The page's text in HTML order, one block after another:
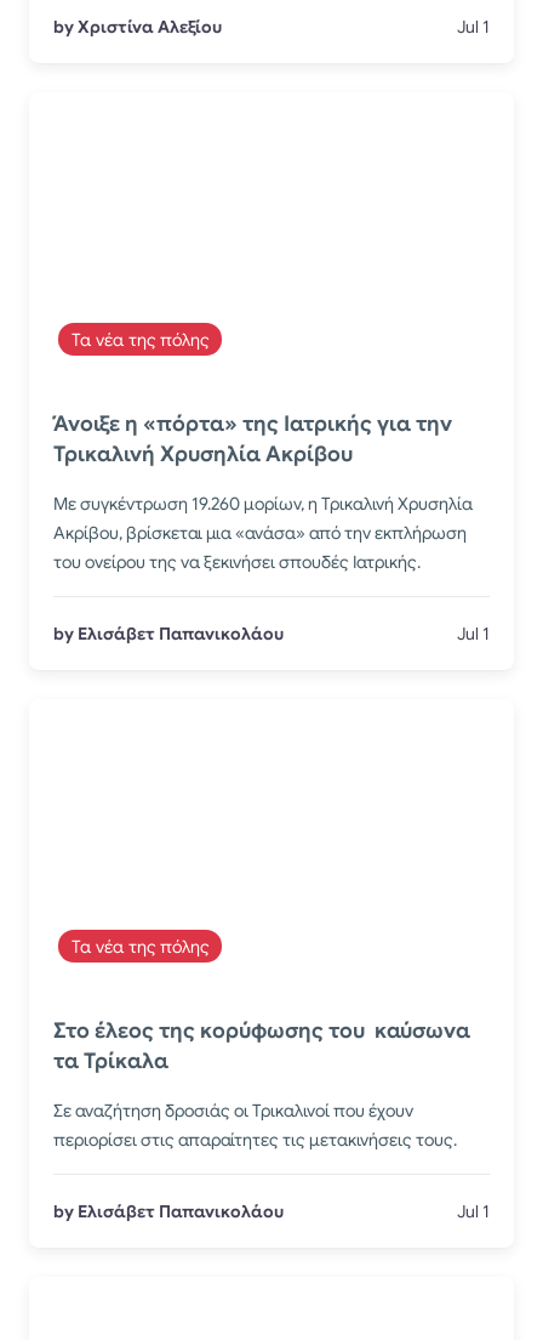
by Χριστίνα Αλεξίου Jul 1
Τα νέα της πόλης
Άνοιξε η «πόρτα» της Ιατρικής για την
Τρικαλινή Χρυσηλία Ακρίβου
Με συγκέντρωση 19.260 μορίων, η Τρικαλινή Χρυσηλία
Ακρίβου, βρίσκεται μια «ανάσα» από την εκπλήρωση
του ονείρου της να ξεκινήσει σπουδές Ιατρικής.
by Ελισάβετ Παπανικολάου Jul 1
Τα νέα της πόλης
Στο έλεος της κορύφωσης του καύσωνα
τα Τρίκαλα
Σε αναζήτηση δροσιάς οι Τρικαλινοί που έχουν
περιορίσει στις απαραίτητες τις μετακινήσεις τους.
by Ελισάβετ Παπανικολάου Jul 1